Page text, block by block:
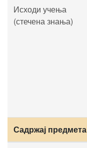
Исходи учења
(стечена знања)
Садржај предмета